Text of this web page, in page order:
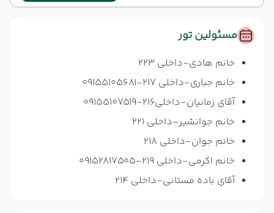
مسئولین تور
خانم هادی-داخلی 223
خانم جباری-داخلی 217-09155105681
آقای زمانیان-داخلی216-09155107519
خانم جوانشیر-داخلی 221
خانم جوان-داخلی 218
خانم اکرمی-داخلی 219-09152817505
آقای باده مستانی-داخلی 214